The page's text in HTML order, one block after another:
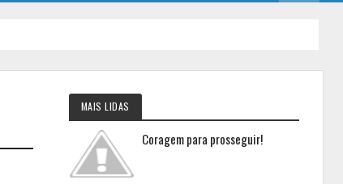
MAIS LIDAS
Coragem para prosseguir!